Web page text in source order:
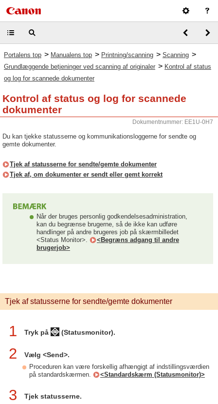
Portalens top > Manualens top > Printning/scanning > Scanning >
Grundlæggende betjeninger ved scanning af originaler > Kontrol af status
og log for scannede dokumenter
Kontrol af status og log for scannede
dokumenter
Dokumentnummer: EE1U-0H7
Du kan tjekke statusserne og kommunikationsloggerne for sendte og
gemte dokumenter.
Tjek af statusserne for sendte/gemte dokumenter
Tjek af, om dokumenter er sendt eller gemt korrekt
Når der bruges personlig godkendelsesadministration,
kan du begrænse brugerne, så de ikke kan udføre
handlinger på andre brugeres job på skærmbilledet
<Status Monitor>.
<Begræns adgang til andre
brugerjob>
Tjek af statusserne for sendte/gemte dokumenter
1 Tryk på (Statusmonitor).
2 Vælg <Send>.
Proceduren kan være forskellig afhængigt af indstillingsværdien
på standardskærmen.
<Standardskærm (Statusmonitor)>
3 Tjek statusserne.